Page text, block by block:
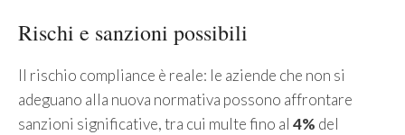
Rischi e sanzioni possibili
Il rischio compliance è reale: le aziende che non si
adeguano alla nuova normativa possono affrontare
sanzioni significative, tra cui multe fino al 4% del